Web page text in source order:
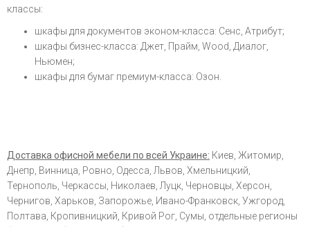
классы:
шкафы для документов эконом-класса: Сенс, Атрибут;
шкафы бизнес-класса: Джет, Прайм, Wood, Диалог,
Ньюмен;
шкафы для бумаг премиум-класса: Озон.
Доставка офисной мебели по всей Украине: Киев, Житомир,
Днепр, Винница, Ровно, Одесса, Львов, Хмельницкий,
Тернополь, Черкассы, Николаев, Луцк, Черновцы, Херсон,
Чернигов, Харьков, Запорожье, Ивано-Франковск, Ужгород,
Полтава, Кропивницкий, Кривой Рог, Сумы, отдельные регионы